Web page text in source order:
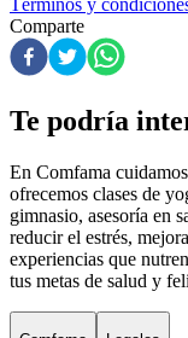
Términos y
Comparte
Te podría
En Comfama
ofrecemos clases de
gimnasio, asesoría en
reducir el estrés,
experiencias que
tus metas de salud y